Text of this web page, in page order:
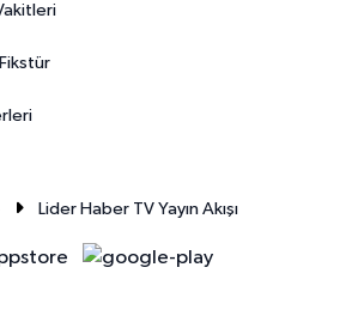
Lider Haber TV Yayın Akışı